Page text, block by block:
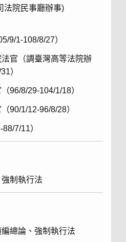
法院民事廳辦事)
9/1-108/8/27）
官（調臺灣高等法院辦
）
96/8/29-104/1/18）
90/1/12-96/8/28）
7/11）
制執行法
總論、強制執行法